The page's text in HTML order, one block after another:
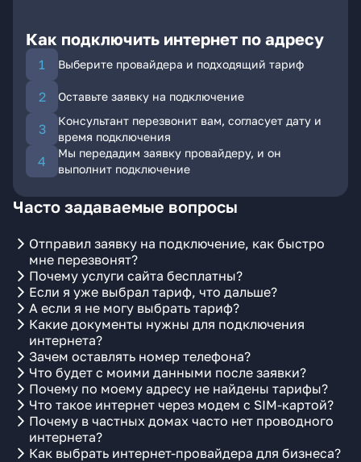
Как подключить интернет по адресу
Выберите провайдера и подходящий тариф
Оставьте заявку на подключение
Консультант перезвонит вам, согласует дату и
время подключения
Мы передадим заявку провайдеру, и он
выполнит подключение
Часто задаваемые вопросы
Отправил заявку на подключение, как быстро
мне перезвонят?
Почему услуги сайта бесплатны?
Если я уже выбрал тариф, что дальше?
А если я не могу выбрать тариф?
Какие документы нужны для подключения
интернета?
Зачем оставлять номер телефона?
Что будет с моими данными после заявки?
Почему по моему адресу не найдены тарифы?
Что такое интернет через модем с SIM-картой?
Почему в частных домах часто нет проводного
интернета?
Как выбрать интернет-провайдера для бизнеса?